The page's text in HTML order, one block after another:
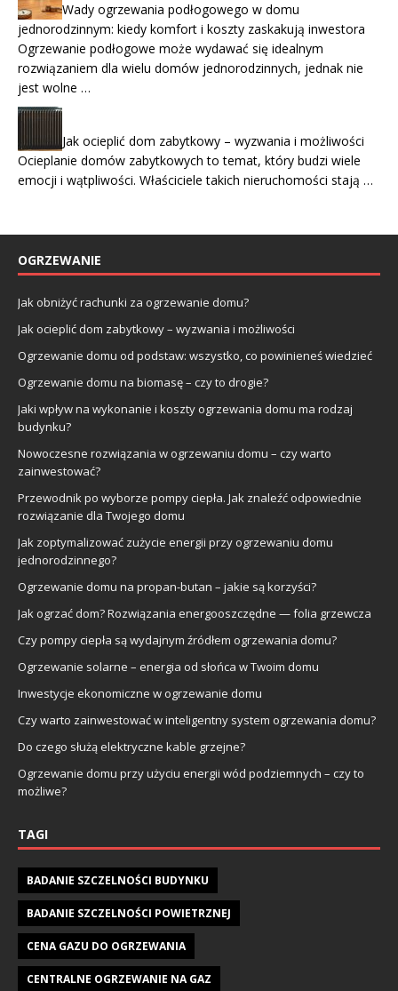
Wady ogrzewania podłogowego w domu
jednorodzinnym: kiedy komfort i koszty zaskakują inwestora
Ogrzewanie podłogowe może wydawać się idealnym
rozwiązaniem dla wielu domów jednorodzinnych, jednak nie
jest wolne …
Jak ocieplić dom zabytkowy – wyzwania i możliwości
Ocieplanie domów zabytkowych to temat, który budzi wiele
emocji i wątpliwości. Właściciele takich nieruchomości stają …
OGRZEWANIE
Jak obniżyć rachunki za ogrzewanie domu?
Jak ocieplić dom zabytkowy – wyzwania i możliwości
Ogrzewanie domu od podstaw: wszystko, co powinieneś wiedzieć
Ogrzewanie domu na biomasę – czy to drogie?
Jaki wpływ na wykonanie i koszty ogrzewania domu ma rodzaj
budynku?
Nowoczesne rozwiązania w ogrzewaniu domu – czy warto
zainwestować?
Przewodnik po wyborze pompy ciepła. Jak znaleźć odpowiednie
rozwiązanie dla Twojego domu
Jak zoptymalizować zużycie energii przy ogrzewaniu domu
jednorodzinnego?
Ogrzewanie domu na propan-butan – jakie są korzyści?
Jak ogrzać dom? Rozwiązania energooszczędne — folia grzewcza
Czy pompy ciepła są wydajnym źródłem ogrzewania domu?
Ogrzewanie solarne – energia od słońca w Twoim domu
Inwestycje ekonomiczne w ogrzewanie domu
Czy warto zainwestować w inteligentny system ogrzewania domu?
Do czego służą elektryczne kable grzejne?
Ogrzewanie domu przy użyciu energii wód podziemnych – czy to
możliwe?
TAGI
BADANIE SZCZELNOŚCI BUDYNKU
BADANIE SZCZELNOŚCI POWIETRZNEJ
CENA GAZU DO OGRZEWANIA
CENTRALNE OGRZEWANIE NA GAZ